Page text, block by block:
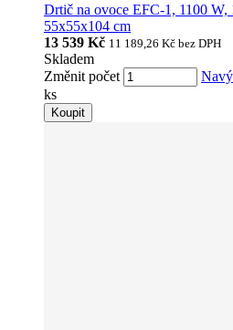
Drtič na ovoce EFC-1, 1100 W,
55x55x104 cm
13 539 Kč 11 189,26 Kč bez DPH
Skladem
Změnit počet
ks
Koupit